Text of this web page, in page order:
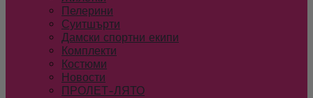
Пелерини
Суитшърти
Дамски спортни екипи
Комплекти
Костюми
Новости
ПРОЛЕТ-ЛЯТО